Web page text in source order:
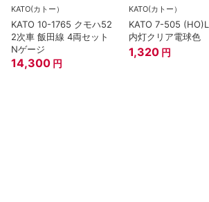
KATO(カトー）
KATO 10-1765 クモハ52
2次車 飯田線 4両セット
Nゲージ
14,300 円
KATO(カトー）
KATO 7-505
内灯クリア電球色
1,320 円